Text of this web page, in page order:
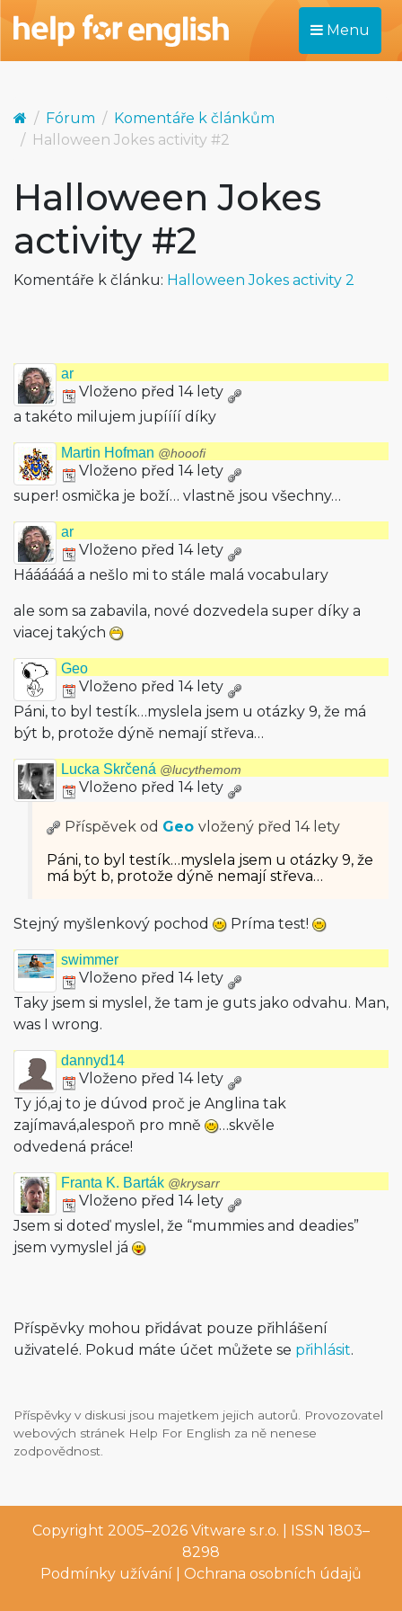
Menu
Fórum
Komentáře k článkům
Halloween Jokes activity #2
Halloween Jokes
activity #2
Komentáře k článku: Halloween Jokes activity 2
ar
Vloženo před 14 lety
a takéto milujem jupíííí díky
Martin Hofman @hooofi
Vloženo před 14 lety
super! osmička je boží… vlastně jsou všechny…
ar
Vloženo před 14 lety
Háááááá a nešlo mi to stále malá vocabulary
ale som sa zabavila, nové dozvedela super díky a
viacej takých
Geo
Vloženo před 14 lety
Páni, to byl testík…myslela jsem u otázky 9, že má
být b, protože dýně nemají střeva…
Lucka Skrčená @lucythemom
Vloženo před 14 lety
Příspěvek od Geo vložený před 14 lety
Páni, to byl testík…myslela jsem u otázky 9, že
má být b, protože dýně nemají střeva…
Stejný myšlenkový pochod Príma test!
swimmer
Vloženo před 14 lety
Taky jsem si myslel, že tam je guts jako odvahu. Man,
was I wrong.
dannyd14
Vloženo před 14 lety
Ty jó,aj to je dúvod proč je Anglina tak
zajímavá,alespoň pro mně
…skvěle
odvedená práce!
Franta K. Barták @krysarr
Vloženo před 14 lety
Jsem si doteď myslel, že “mummies and deadies”
jsem vymyslel já
Příspěvky mohou přidávat pouze přihlášení
uživatelé. Pokud máte účet můžete se přihlásit.
Příspěvky v diskusi jsou majetkem jejich autorů. Provozovatel
webových stránek Help For English za ně nenese
zodpovědnost.
Copyright 2005–2026 Vitware s.r.o. | ISSN 1803–
8298
Podmínky užívání
Ochrana osobních údajů